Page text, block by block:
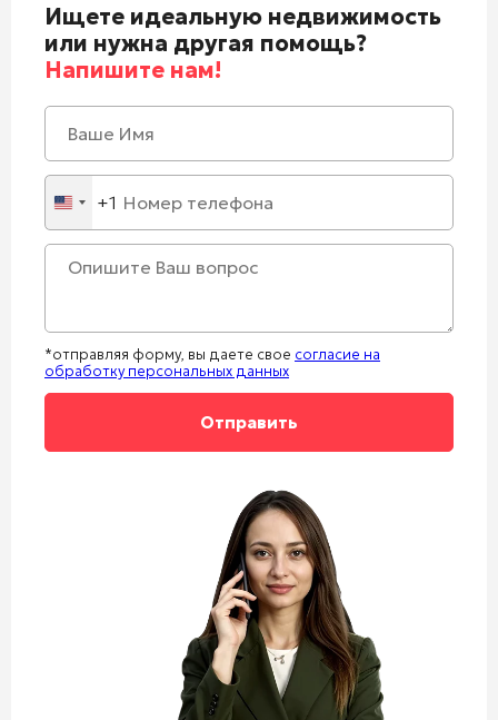
Ищете идеальную недвижимость
или нужна другая помощь?
Напишите нам!
United
States
+1
+1
*отправляя форму, вы даете свое согласие на
обработку персональных данных